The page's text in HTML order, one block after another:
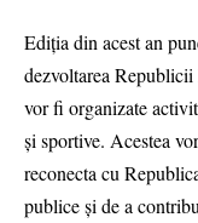
Ediția din acest an
dezvoltarea
vor fi organizate
și sportive. Acestea
reconecta cu
publice și de a